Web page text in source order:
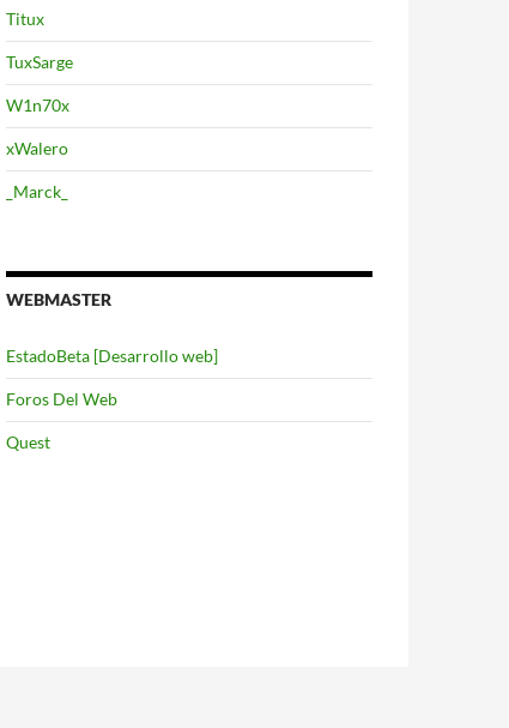
Titux
TuxSarge
W1n70x
xWalero
_Marck_
WEBMASTER
EstadoBeta [Desarrollo web]
Foros Del Web
Quest